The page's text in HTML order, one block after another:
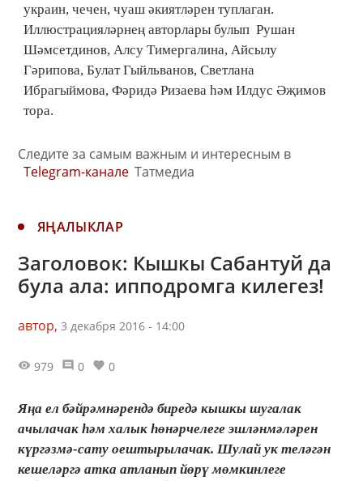
украин, чечен, чуаш әкиятләрен туплаган.
Иллюстрацияләрнең авторлары булып Рушан
Шәмсетдинов, Алсу Тимергалина, Айсылу
Гәрипова, Булат Гыйльванов, Светлана
Ибрагыймова, Фәридә Ризаева һәм Илдус Әҗимов
тора.
Следите за самым важным и интересным в
Telegram-канале Татмедиа
ЯҢАЛЫКЛАР
Заголовок: Кышкы Сабантуй да
була ала: ипподромга килегез!
автор, 3 декабря 2016 - 14:00
979 0 0
Яңа ел бәйрәмнәрендә биредә кышкы шугалак
ачылачак һәм халык һөнәрчелеге эшләнмәләрен
күргәзмә-сату оештырылачак. Шулай ук теләгән
кешеләргә атка атланып йөрү мөмкинлеге